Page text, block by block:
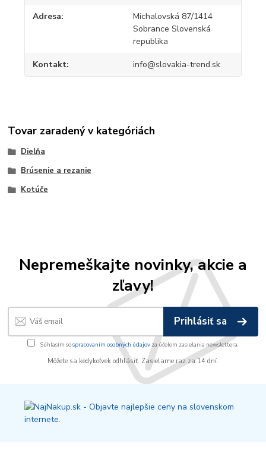
Adresa
Michalovská 87/1414
Sobrance Slovenská
republika
Kontakt info@slovakia-trend.sk
Tovar zaradený v kategóriách
Dielňa
Brúsenie a rezanie
Kotúče
Nepremeškajte novinky, akcie a
zľavy!
Prihlásiť sa
Súhlasím sospracovaním osobných údajov za účelom zasielania newslettera.
Môžete sa kedykoľvek odhlásiť. Zasielame raz za 14 dní.